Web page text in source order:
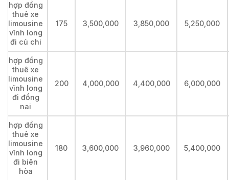
hợp đồng
thuê xe
limousine
vĩnh long
đi củ chi
175 3,500,000 3,850,000 5,250,000
hợp đồng
thuê xe
limousine
vĩnh long
đi đồng
nai
200 4,000,000 4,400,000 6,000,000
hợp đồng
thuê xe
limousine
vĩnh long
đi biên
hòa
180 3,600,000 3,960,000 5,400,000